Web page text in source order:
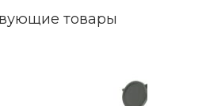
товары